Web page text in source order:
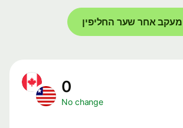
אחר שער החליפין
No change